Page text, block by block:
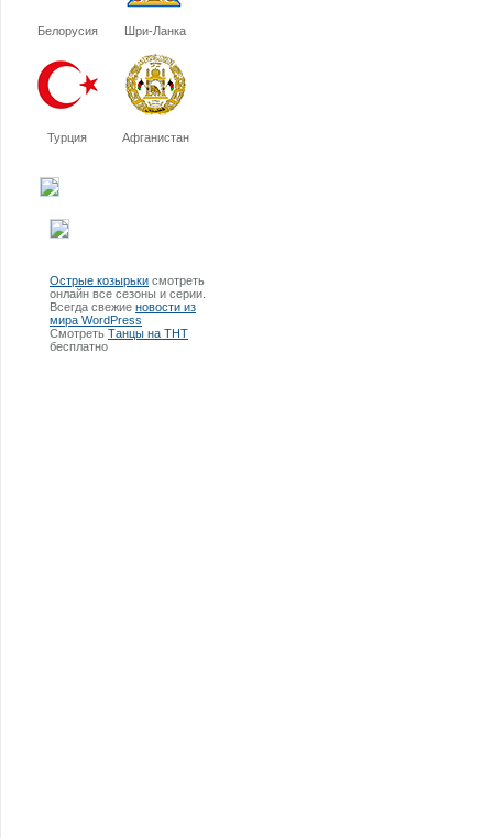
Белорусия Шри-Ланка
Турция Афганистан
Острые козырьки смотреть
онлайн все сезоны и серии.
Всегда свежие новости из
мира WordPress
Смотреть Танцы на ТНТ
бесплатно